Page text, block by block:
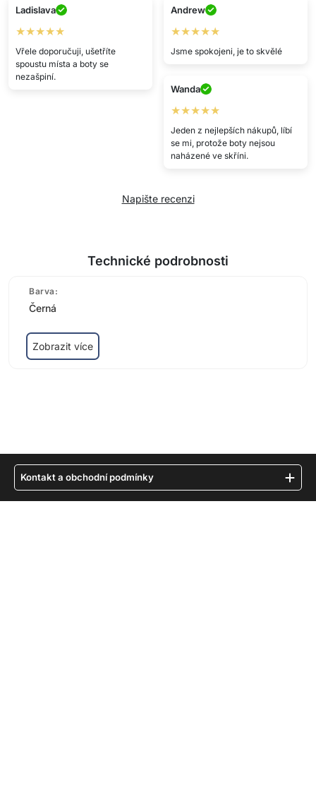
Ladislava
★★★★★
Vřele doporučuji, ušetříte
spoustu místa a boty se
nezašpiní.
Andrew
★★★★★
Jsme spokojeni, je to skvělé
Wanda
★★★★★
Jeden z nejlepších nákupů, líbí
se mi, protože boty nejsou
naházené ve skříni.
Napište recenzi
Technické podrobnosti
Barva:
Černá
Zobrazit více
Kontakt a obchodní podmínky